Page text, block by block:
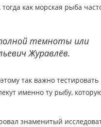
как морская рыба
темноты или
Журавлёв.
так важно тестировать
именно ту рыбу,
знаменитый